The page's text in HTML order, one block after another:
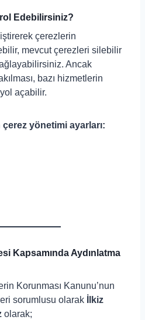
Edebilirsiniz?
çerezlerin
mevcut çerezleri silebilir
Ancak
bazı hizmetlerin
açabilir.
çerez yönetimi ayarları:
Kapsamında Aydınlatma
Korunması Kanunu’nun
sorumlusu olarak
İlkiz
olarak;